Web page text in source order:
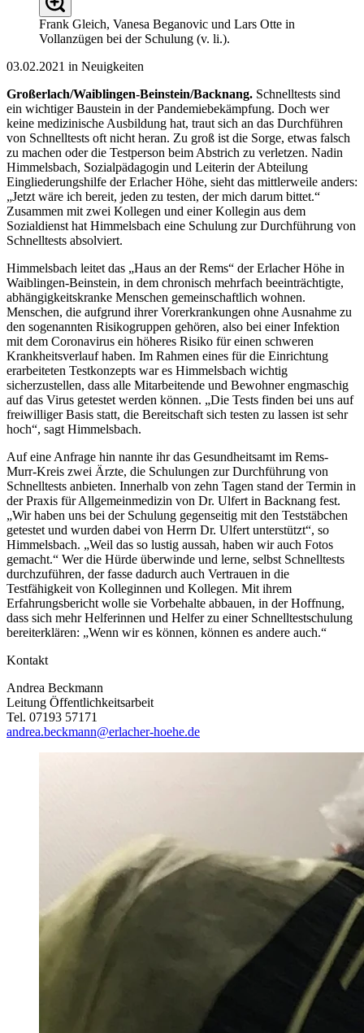
Frank Gleich, Vanesa Beganovic und Lars Otte in
Vollanzügen bei der Schulung (v. li.).
03.02.2021 in Neuigkeiten
Großerlach/Waiblingen-Beinstein/Backnang. Schnelltests sind
ein wichtiger Baustein in der Pandemiebekämpfung. Doch wer
keine medizinische Ausbildung hat, traut sich an das Durchführen
von Schnelltests oft nicht heran. Zu groß ist die Sorge, etwas falsch
zu machen oder die Testperson beim Abstrich zu verletzen. Nadin
Himmelsbach, Sozialpädagogin und Leiterin der Abteilung
Eingliederungshilfe der Erlacher Höhe, sieht das mittlerweile anders:
„Jetzt wäre ich bereit, jeden zu testen, der mich darum bittet.“
Zusammen mit zwei Kollegen und einer Kollegin aus dem
Sozialdienst hat Himmelsbach eine Schulung zur Durchführung von
Schnelltests absolviert.
Himmelsbach leitet das „Haus an der Rems“ der Erlacher Höhe in
Waiblingen-Beinstein, in dem chronisch mehrfach beeinträchtigte,
abhängigkeitskranke Menschen gemeinschaftlich wohnen.
Menschen, die aufgrund ihrer Vorerkrankungen ohne Ausnahme zu
den sogenannten Risikogruppen gehören, also bei einer Infektion
mit dem Coronavirus ein höheres Risiko für einen schweren
Krankheitsverlauf haben. Im Rahmen eines für die Einrichtung
erarbeiteten Testkonzepts war es Himmelsbach wichtig
sicherzustellen, dass alle Mitarbeitende und Bewohner engmaschig
auf das Virus getestet werden können. „Die Tests finden bei uns auf
freiwilliger Basis statt, die Bereitschaft sich testen zu lassen ist sehr
hoch“, sagt Himmelsbach.
Auf eine Anfrage hin nannte ihr das Gesundheitsamt im Rems-
Murr-Kreis zwei Ärzte, die Schulungen zur Durchführung von
Schnelltests anbieten. Innerhalb von zehn Tagen stand der Termin in
der Praxis für Allgemeinmedizin von Dr. Ulfert in Backnang fest.
„Wir haben uns bei der Schulung gegenseitig mit den Teststäbchen
getestet und wurden dabei von Herrn Dr. Ulfert unterstützt“, so
Himmelsbach. „Weil das so lustig aussah, haben wir auch Fotos
gemacht.“ Wer die Hürde überwinde und lerne, selbst Schnelltests
durchzuführen, der fasse dadurch auch Vertrauen in die
Testfähigkeit von Kolleginnen und Kollegen. Mit ihrem
Erfahrungsbericht wolle sie Vorbehalte abbauen, in der Hoffnung,
dass sich mehr Helferinnen und Helfer zu einer Schnelltestschulung
bereiterklären: „Wenn wir es können, können es andere auch.“
Kontakt
Andrea Beckmann
Leitung Öffentlichkeitsarbeit
Tel. 07193 57171
andrea.beckmann@erlacher-hoehe.de